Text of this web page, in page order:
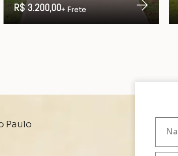
R$ 3.200,00+ Frete
Paulo